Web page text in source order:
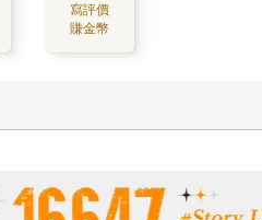
寫評價
賺金幣